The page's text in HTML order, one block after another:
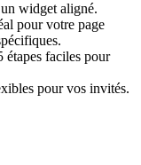
widget aligné.
pour votre page
étapes faciles pour
pour vos invités.